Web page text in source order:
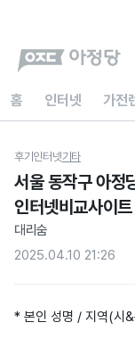
홈 인터넷 가전
후기 인터넷기타
서울 동작구 아정
인터넷비교사이
설치 후기
대리숨
2025.04.10 21:26
* 본인 성명 / 지역(시